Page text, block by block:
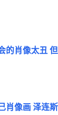
的肖像太丑
肖像画 泽连